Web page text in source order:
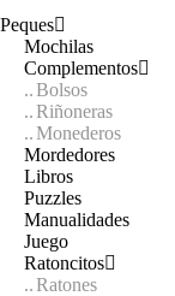
Peques
Mochilas
Complementos
Bolsos
Riñoneras
Monederos
Mordedores
Libros
Puzzles
Manualidades
Juego
Ratoncitos
Ratones